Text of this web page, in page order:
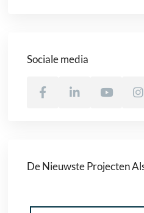
Sociale media
De Nieuwste Projecten